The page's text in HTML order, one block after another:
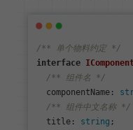
/** 单个物料约定 */
interface
/** 组件名 */
componentName :
/** 组件中文名称 */
title : string ;